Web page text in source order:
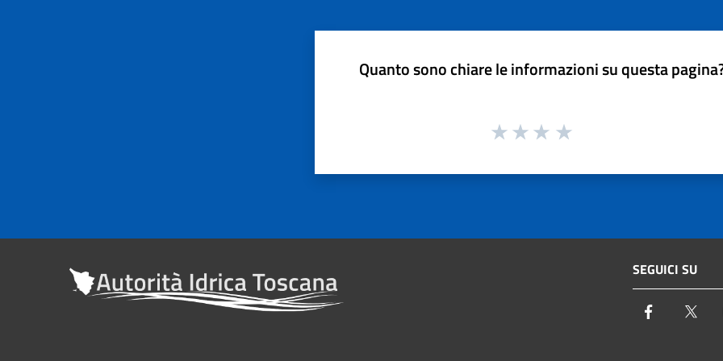
Quanto sono chiare le informazioni su questa
SEGUICI SU
Facebook